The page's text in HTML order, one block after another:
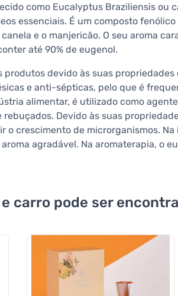
como Eucalyptus Braziliensis ou
essenciais. É um composto
e o manjericão. O seu aroma
até 90% de eugenol.
produtos devido às suas
e anti-sépticas, pelo que é
alimentar, é utilizado como
Devido às suas
o crescimento de microrganismos.
agradável. Na aromaterapia, o
carro pode ser